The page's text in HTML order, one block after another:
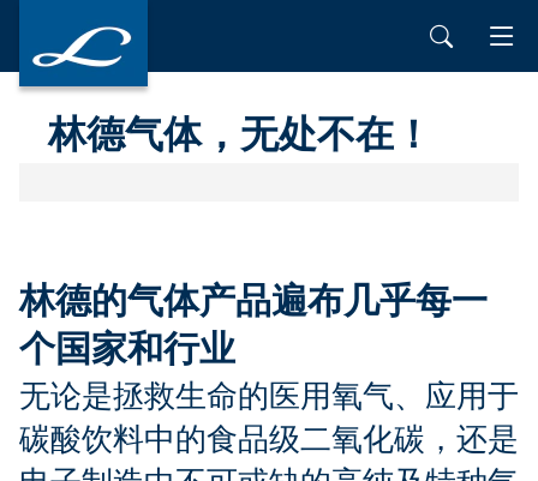
林德气体，无处不在！
林德的气体产品遍布几乎每一
个国家和行业
无论是拯救生命的医用氧气、应用于
碳酸饮料中的食品级二氧化碳，还是